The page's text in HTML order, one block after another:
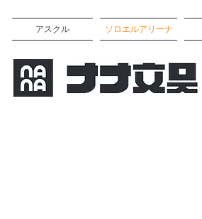
アスクル ソロエルアリーナ